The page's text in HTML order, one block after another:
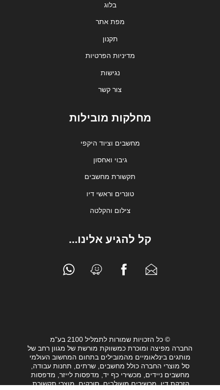
בלוג
מפת אתר
תקנון
מדיניות הפרטיות
נגישות
צור קשר
מחלקות מובילות
מחשבים וציוד היקפי
גיבוי ואחסון
תקשורת מחשבים
טונרים וראשי דיו
צילום והקלטה
קל להגיע אלינו...
© כל הזכויות שמורות לתמליל 2100 בע"מ
החברה מפיצה ומוכרת כמשווקת מורשת של מגוון רחב של
מותגים בינלאומיים מהמובילים בתחום המחשוב העולמי
סל מוצרי החברה כולל מחשבים, שרתים, תחנות עבודה,
מחשבים ניידים, מכשירי כף יד, מדפסות לייזר, מדפסות
הזרקת דיו, מכשירים משולבים, סורקים, מוצרי תקשורת,